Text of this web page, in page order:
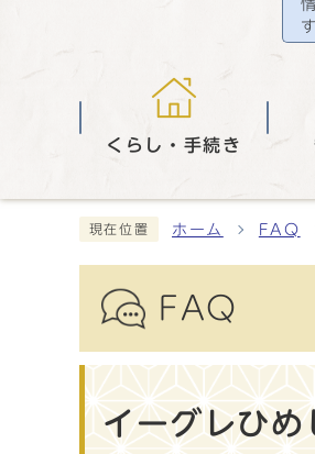
す
くらし・手続き
現在位置 ホーム FAQ
FAQ
イーグレひめ